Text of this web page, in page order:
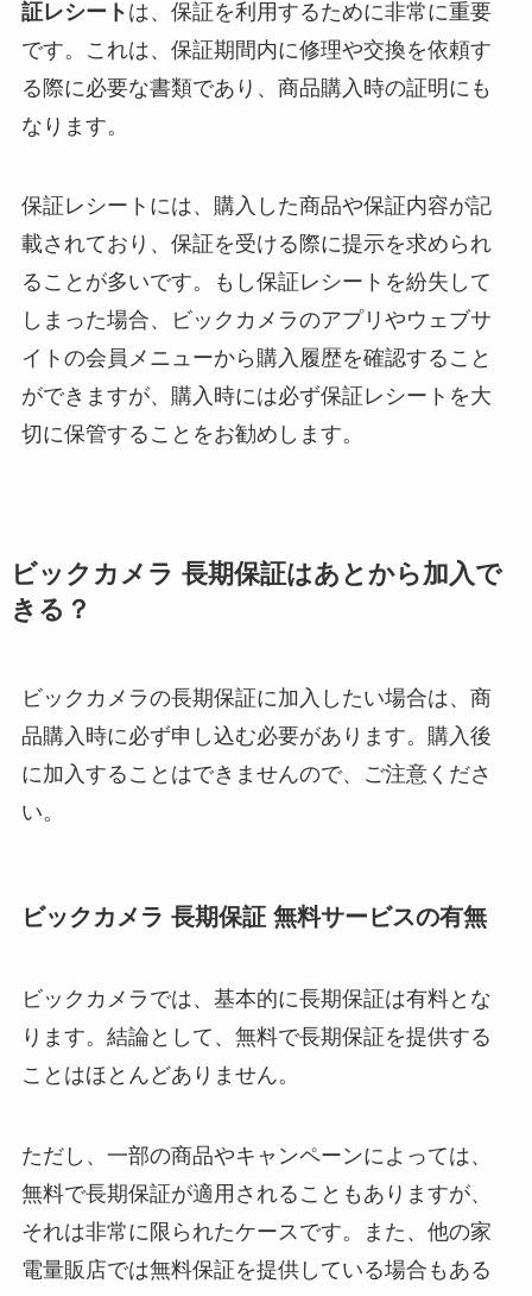
証レシート は、保証を利用するために非常に重要
です。これは、保証期間内に修理や交換を依頼す
る際に必要な書類であり、商品購入時の証明にも
なります。
保証レシートには、購入した商品や保証内容が記
載されており、保証を受ける際に提示を求められ
ることが多いです。もし保証レシートを紛失して
しまった場合、ビックカメラのアプリやウェブサ
イトの会員メニューから購入履歴を確認すること
ができますが、購入時には必ず保証レシートを大
切に保管することをお勧めします。
ビックカメラ 長期保証はあとから加入で
きる？
ビックカメラの長期保証に加入したい場合は、商
品購入時に必ず申し込む必要があります。購入後
に加入することはできませんので、ご注意くださ
い。
ビックカメラ 長期保証 無料サービスの有無
ビックカメラでは、基本的に長期保証は有料とな
ります。結論として、無料で長期保証を提供する
ことはほとんどありません。
ただし、一部の商品やキャンペーンによっては、
無料で長期保証が適用されることもありますが、
それは非常に限られたケースです。また、他の家
電量販店では無料保証を提供している場合もある